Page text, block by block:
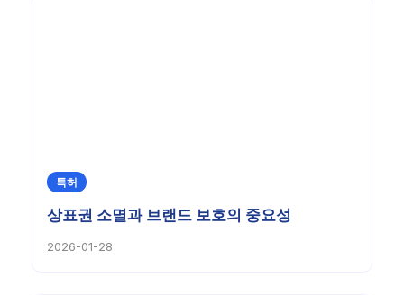
특허
상표권 소멸과 브랜드 보호의 중요성
2026-01-28